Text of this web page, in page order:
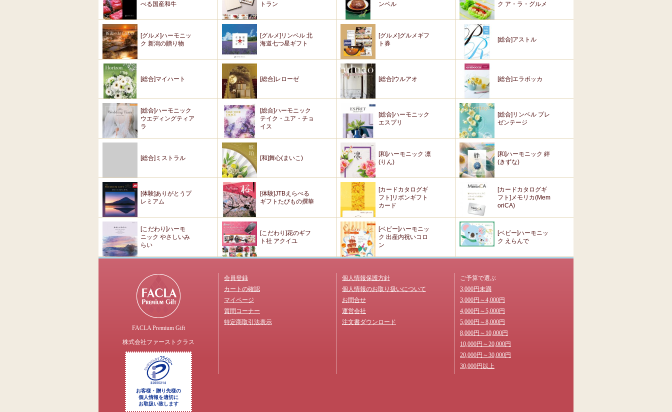
べる国産和牛
トラン
ンベル
ク ア・ラ・グルメ
[グルメ]ハーモニッ
ク 新潟の贈り物
[グルメ]リンベル 北
海道七つ星ギフト
[グルメ]グルメギフ
ト券
[総合]アストル
[総合]マイハート [総合]レローゼ [総合]ウルアオ [総合]エラボッカ
[総合]ハーモニック
ウエディングティア
ラ
[総合]ハーモニック
テイク・ユア・チョ
イス
[総合]ハーモニック
エスプリ
[総合]リンベル プレ
ゼンテージ
[総合]ミストラル [和]舞心(まいこ)
[和]ハーモニック 凛
(りん)
[和]ハーモニック 絆
(きずな)
[体験]ありがとうプ
レミアム
[体験]JTBえらべる
ギフトたびもの撰華
[カードカタログギ
フト]リボンギフト
カード
[カードカタログギ
フト]メモリカ(Mem
oriCA)
[こだわり]ハーモ
ニック やさしいみ
らい
[こだわり]花のギフ
ト社 アクイユ
[ベビー]ハーモニッ
ク 出産内祝いコロ
ン
[ベビー]ハーモニッ
ク えらんで
FACLA Premium Gift
株式会社ファーストクラス
お客様・贈り先様の
個人情報を適切に
お取扱い致します
会員登録
カートの確認
マイページ
質問コーナー
特定商取引法表示
個人情報保護方針
個人情報のお取り扱いについて
お問合せ
運営会社
注文書ダウンロード
ご予算で選ぶ
3,000円未満
3,000円～4,000円
4,000円～5,000円
5,000円～8,000円
8,000円～10,000円
10,000円～20,000円
20,000円～30,000円
30,000円以上